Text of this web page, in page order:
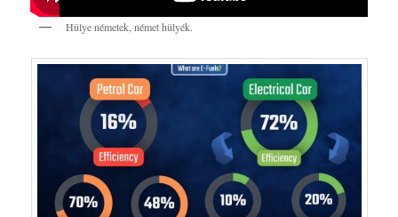
Hülye németek, német hülyék.